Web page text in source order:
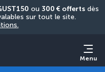
ou 300 € offerts dès
Menu